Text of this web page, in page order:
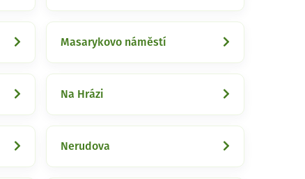
Masarykovo náměstí
Na Hrázi
Nerudova